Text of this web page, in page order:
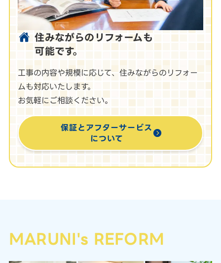
住みながらのリフォームも
可能です。
工事の内容や規模に応じて、住みながらのリフォー
ムも対応いたします。
お気軽にご相談ください。
保証とアフターサービス
について
MARUNI's REFORM